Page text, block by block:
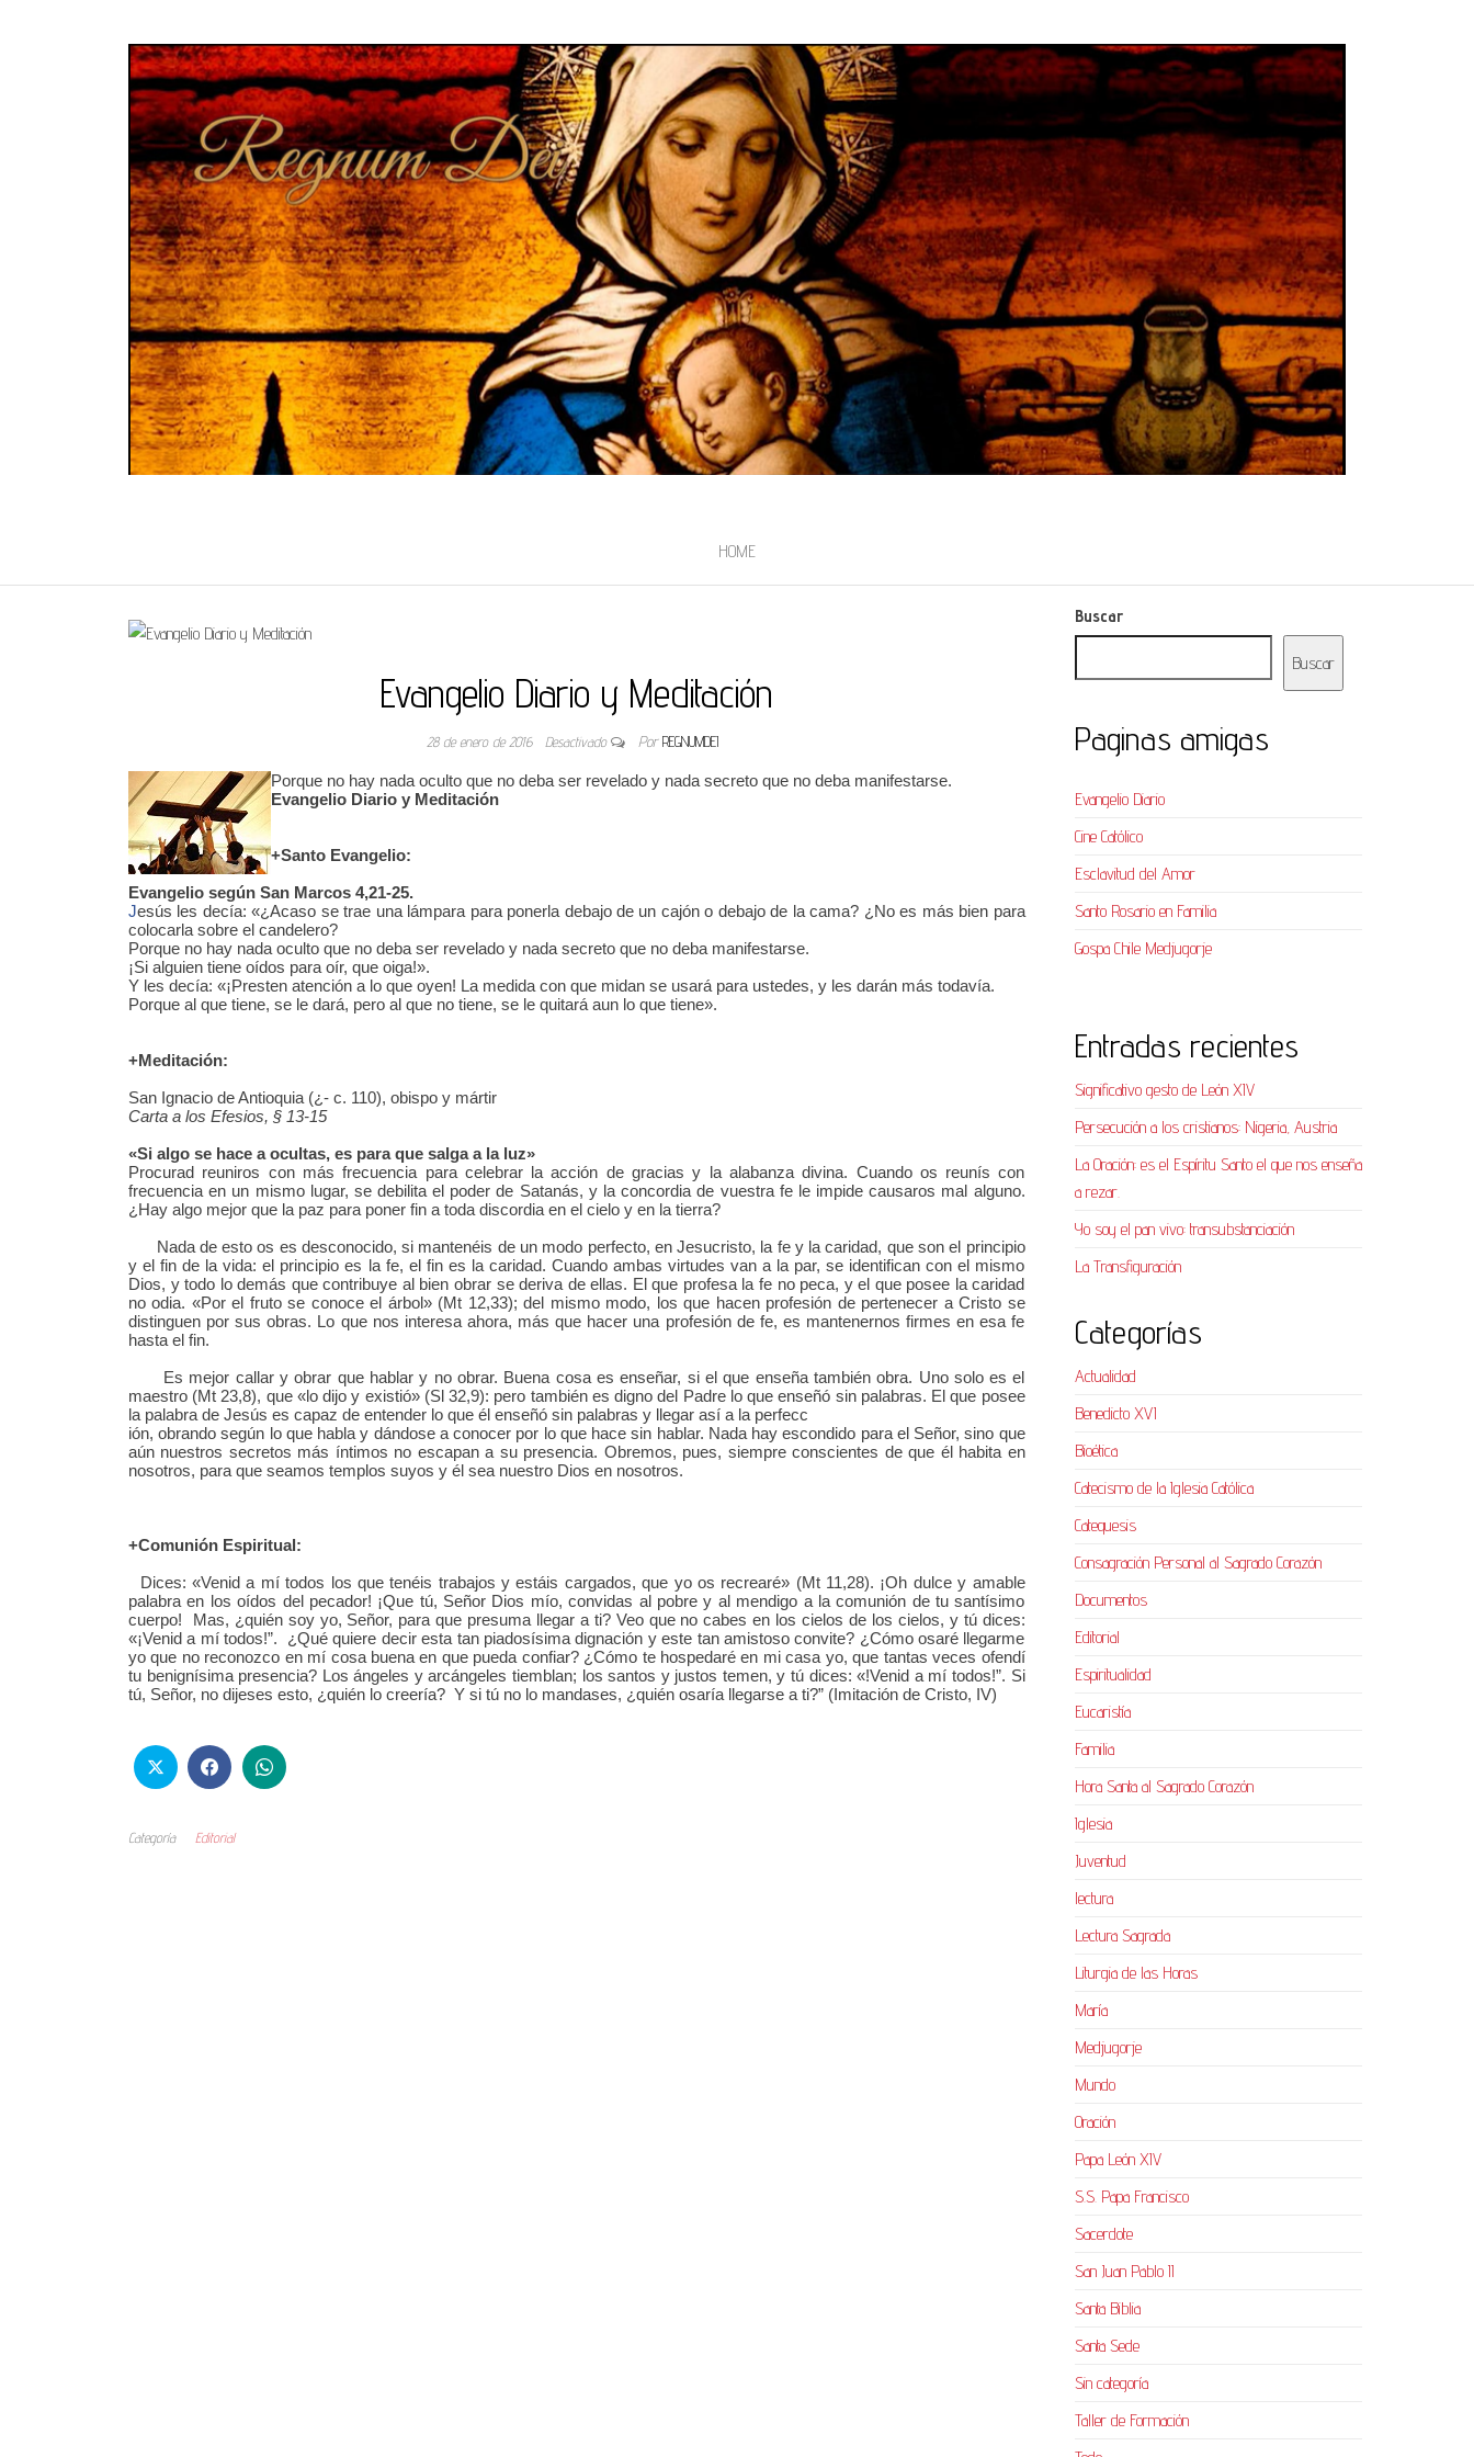
HOME
Evangelio Diario y Meditación
28 de enero de 2016 Desactivado Por REGNUMDEI
Porque no hay nada oculto que no deba ser revelado y nada secreto que no deba manifestarse.
Evangelio Diario y Meditación
+Santo Evangelio:
Evangelio según San Marcos 4,21-25.
Jesús les decía: «¿Acaso se trae una lámpara para ponerla debajo de un cajón o debajo de la cama? ¿No es más bien para
colocarla sobre el candelero?
Porque no hay nada oculto que no deba ser revelado y nada secreto que no deba manifestarse.
¡Si alguien tiene oídos para oír, que oiga!».
Y les decía: «¡Presten atención a lo que oyen! La medida con que midan se usará para ustedes, y les darán más todavía.
Porque al que tiene, se le dará, pero al que no tiene, se le quitará aun lo que tiene».
+Meditación:
San Ignacio de Antioquia (¿- c. 110), obispo y mártir
Carta a los Efesios, § 13-15
«Si algo se hace a ocultas, es para que salga a la luz»
Procurad reuniros con más frecuencia para celebrar la acción de gracias y la alabanza divina. Cuando os reunís con
frecuencia en un mismo lugar, se debilita el poder de Satanás, y la concordia de vuestra fe le impide causaros mal alguno.
¿Hay algo mejor que la paz para poner fin a toda discordia en el cielo y en la tierra?
Nada de esto os es desconocido, si mantenéis de un modo perfecto, en Jesucristo, la fe y la caridad, que son el principio
y el fin de la vida: el principio es la fe, el fin es la caridad. Cuando ambas virtudes van a la par, se identifican con el mismo
Dios, y todo lo demás que contribuye al bien obrar se deriva de ellas. El que profesa la fe no peca, y el que posee la caridad
no odia. «Por el fruto se conoce el árbol» (Mt 12,33); del mismo modo, los que hacen profesión de pertenecer a Cristo se
distinguen por sus obras. Lo que nos interesa ahora, más que hacer una profesión de fe, es mantenernos firmes en esa fe
hasta el fin.
Es mejor callar y obrar que hablar y no obrar. Buena cosa es enseñar, si el que enseña también obra. Uno solo es el
maestro (Mt 23,8), que «lo dijo y existió» (Sl 32,9): pero también es digno del Padre lo que enseñó sin palabras. El que posee
la palabra de Jesús es capaz de entender lo que él enseñó sin palabras y llegar así a la perfecc
ión, obrando según lo que habla y dándose a conocer por lo que hace sin hablar. Nada hay escondido para el Señor, sino que
aún nuestros secretos más íntimos no escapan a su presencia. Obremos, pues, siempre conscientes de que él habita en
nosotros, para que seamos templos suyos y él sea nuestro Dios en nosotros.
+Comunión Espiritual:
Dices: «Venid a mí todos los que tenéis trabajos y estáis cargados, que yo os recrearé» (Mt 11,28). ¡Oh dulce y amable
palabra en los oídos del pecador! ¡Que tú, Señor Dios mío, convidas al pobre y al mendigo a la comunión de tu santísimo
cuerpo! Mas, ¿quién soy yo, Señor, para que presuma llegar a ti? Veo que no cabes en los cielos de los cielos, y tú dices:
«¡Venid a mí todos!”. ¿Qué quiere decir esta tan piadosísima dignación y este tan amistoso convite? ¿Cómo osaré llegarme
yo que no reconozco en mí cosa buena en que pueda confiar? ¿Cómo te hospedaré en mi casa yo, que tantas veces ofendí
tu benignísima presencia? Los ángeles y arcángeles tiemblan; los santos y justos temen, y tú dices: «!Venid a mí todos!”. Si
tú, Señor, no dijeses esto, ¿quién lo creería? Y si tú no lo mandases, ¿quién osaría llegarse a ti?” (Imitación de Cristo, IV)
Categoría Editorial
Buscar
Buscar
Paginas amigas
Evangelio Diario
Cine Católico
Esclavitud del Amor
Santo Rosario en Familia
Gospa Chile Medjugorje
Entradas recientes
Significativo gesto de León XIV
Persecución a los cristianos: Nigeria, Austria
La Oración: es el Espíritu Santo el que nos enseña
a rezar.
Yo soy el pan vivo: transubstanciación
La Transfiguración
Categorías
Actualidad
Benedicto XVI
Bioética
Catecismo de la Iglesia Católica
Catequesis
Consagración Personal al Sagrado Corazón
Documentos
Editorial
Espiritualidad
Eucaristía
Familia
Hora Santa al Sagrado Corazón
Iglesia
Juventud
lectura
Lectura Sagrada
Liturgia de las Horas
María
Medjugorje
Mundo
Oración
Papa León XIV
S.S. Papa Francisco
Sacerdote
San Juan Pablo II
Santa Biblia
Santa Sede
Sin categoría
Taller de Formación